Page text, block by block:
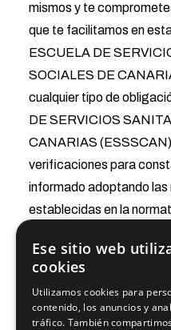
mismos y te
que te facilitamos en
ESCUELA DE
SOCIALES DE
cualquier tipo de
DE SERVICIOS
CANARIAS
verificaciones para
informado adoptando
establecidas en la
5. ¿A QUÉ
SE
DATOS?
Ese sitio web
cookies
Utilizamos cookies para
contenido, los anuncios y
tráfico. También